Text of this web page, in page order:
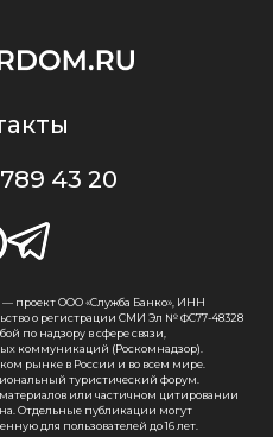
43 20
проект ООО «Служба Банко», ИНН
о регистрации СМИ Эл № ФС77-48328
по надзору в сфере связи,
коммуникаций (Роскомнадзор).
рынке в России и во всем мире.
туристический форум.
или частичном цитировании
Отдельные публикации могут
для пользователей до 16 лет.